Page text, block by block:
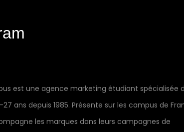
est une agence marketing étudiant spécialisée
ans depuis 1985. Présente sur les campus de
les marques dans leurs campagnes de